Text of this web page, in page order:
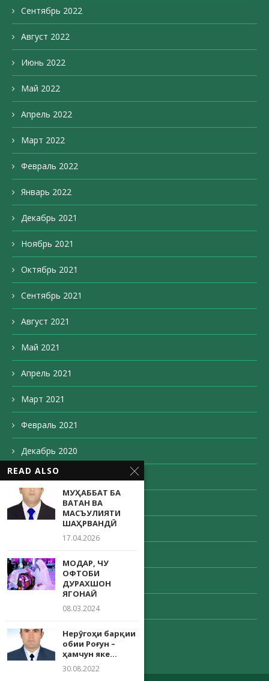
Сентябрь 2022
Август 2022
Июнь 2022
Май 2022
Апрель 2022
Март 2022
Февраль 2022
Январь 2022
Декабрь 2021
Ноябрь 2021
Октябрь 2021
Сентябрь 2021
Август 2021
Май 2021
Апрель 2021
Март 2021
Февраль 2021
Декабрь 2020
Ноябрь 2020
Октябрь 2020
Сентябрь 2020
Май 2020
Апрель 2020
Декабрь 203
READ ALSO
МУҲАББАТ БА
ВАТАН ВА
МАСЪУЛИЯТИ
ШАҲРВАНДӢ
17.04.2026
МОДАР, ЧУ
ОФТОБИ
ДУРАХШОН
ЯГОНАӢ
08.03.2024
Нерӯгоҳи барқии
обии Роғун –
ҳамчун яке...
30.08.2022